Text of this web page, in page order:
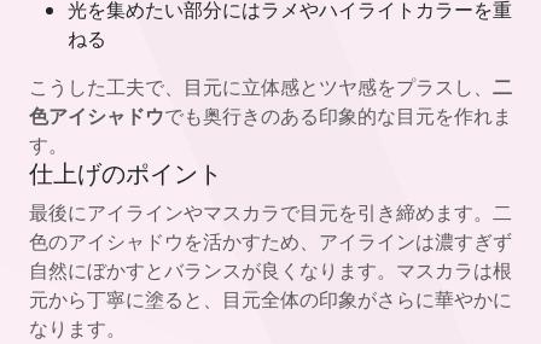
光を集めたい部分にはラメやハイライトカラーを重
ねる
こうした工夫で、目元に立体感とツヤ感をプラスし、 二
色アイシャドウでも奥行きのある印象的な目元を作れま
す。
仕上げのポイント
最後にアイラインやマスカラで目元を引き締めます。二
色のアイシャドウを活かすため、アイラインは濃すぎず
自然にぼかすとバランスが良くなります。マスカラは根
元から丁寧に塗ると、目元全体の印象がさらに華やかに
なります。